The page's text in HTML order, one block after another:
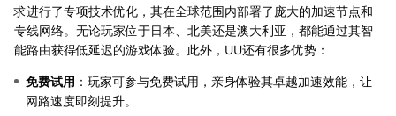
求进行了专项技术优化，其在全球范围内部署了庞大的加速节点和
专线网络。无论玩家位于日本、北美还是澳大利亚，都能通过其智
能路由获得低延迟的游戏体验。此外，UU还有很多优势：
免费试用 ：玩家可参与免费试用，亲身体验其卓越加速效能，让
网路速度即刻提升。